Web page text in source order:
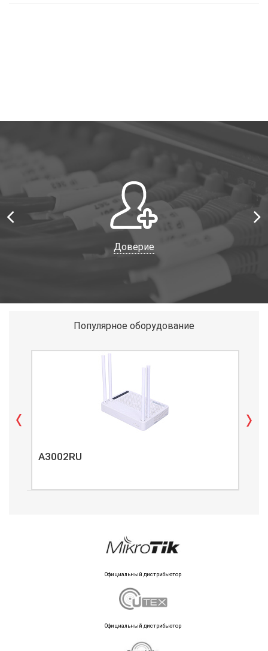
Доверие
Популярное оборудование
A3002RU
Официальный дистрибьютор
Официальный дистрибьютор